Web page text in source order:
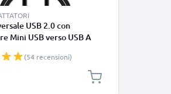
USB 2.0 con
Mini USB verso USB A
(54 recensioni)